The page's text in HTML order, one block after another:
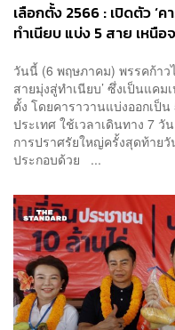
เลือกตั้ง 2566 : เปิดตัว ‘
ทำเนียบ แบ่ง 5 สาย เหนื
วันนี้ (6 พฤษภาคม) พรรคก้าว
สายมุ่งสู่ทำเนียบ’ ซึ่งเป็นแค
ตั้ง โดยคาราวานแบ่งออกเป็
ประเทศ ใช้เวลาเดินทาง 7
การปราศรัยใหญ่ครั้งสุดท้าย
ประกอบด้วย ...